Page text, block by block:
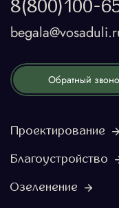
8(800)100-
Обратный
Проектирование
Благоустройство
Озеленение